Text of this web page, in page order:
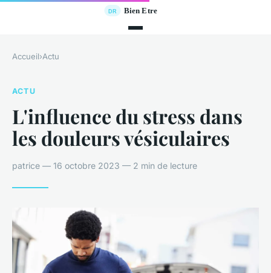
Accueil›Actu
ACTU
L'influence du stress dans
les douleurs vésiculaires
patrice — 16 octobre 2023 — 2 min de lecture